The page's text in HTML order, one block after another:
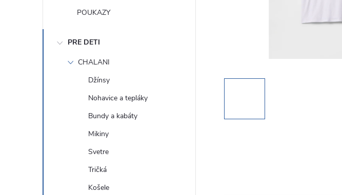
POUKAZY
PRE DETI
CHALANI
Džínsy
Nohavice a tepláky
Bundy a kabáty
Mikiny
Svetre
Tričká
Košele